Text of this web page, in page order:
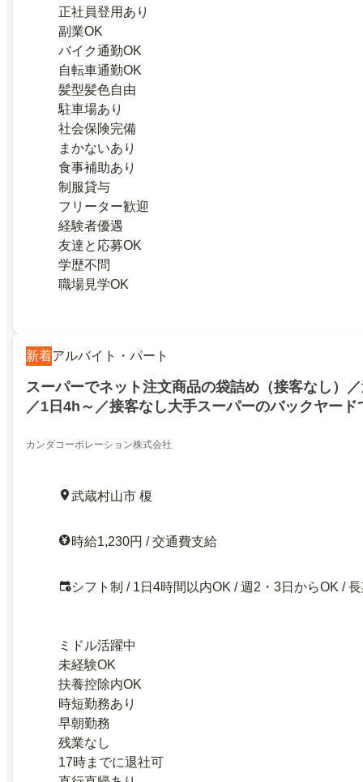
正社員登用あり
副業OK
バイク通勤OK
自転車通勤OK
髪型髪色自由
駐車場あり
社会保険完備
まかないあり
食事補助あり
制服貸与
フリーター歓迎
経験者優遇
友達と応募OK
学歴不問
職場見学OK
新着アルバイト・パート
スーパーでネット注文商品の袋詰め（接客なし）
／1日4h～／接客なし大手スーパーのバックヤード
／30～40代 しゅふ活躍
カンダコーポレーション株式会社
武蔵村山市 榎
時給1,230円 / 交通費支給
シフト制 / 1日4時間以内OK / 週2・3日からOK /
ミドル活躍中
未経験OK
扶養控除内OK
時短勤務あり
早朝勤務
残業なし
17時までに退社可